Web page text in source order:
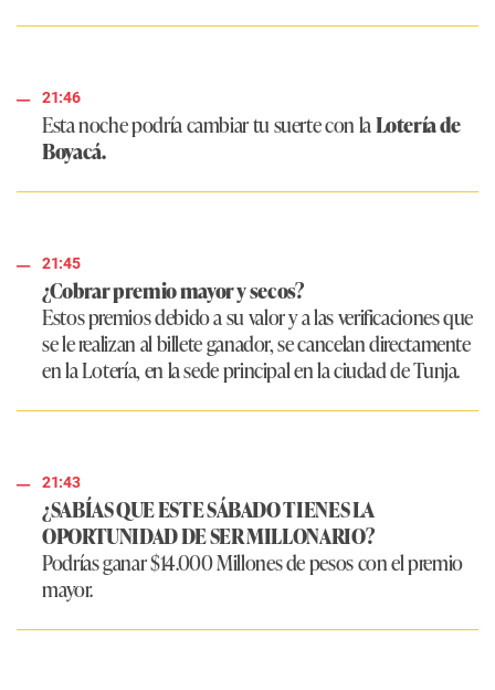
21:46
Esta noche podría cambiar tu suerte con laLotería de
Boyacá.
21:45
¿Cobrar premio mayor y secos?
Estos premios debido a su valor y a las verificaciones que
se le realizan al billete ganador, se cancelan directamente
en la Lotería, en la sede principal en la ciudad de Tunja.
21:43
¿SABÍAS QUE ESTE SÁBADO TIENES LA
OPORTUNIDAD DE SER MILLONARIO?
Podrías ganar $14.000 Millones de pesos con el premio
mayor.